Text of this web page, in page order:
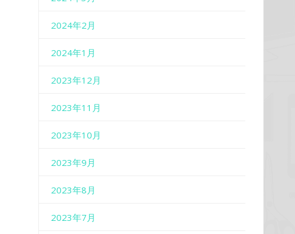
2024年2月
2024年1月
2023年12月
2023年11月
2023年10月
2023年9月
2023年8月
2023年7月